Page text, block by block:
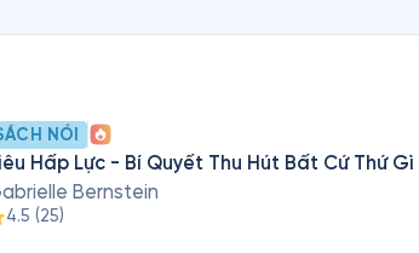
NÓI
Hấp Lực - Bí Quyết Thu Hút Bất Cứ Thứ Gì
Bernstein
4.5 (25)